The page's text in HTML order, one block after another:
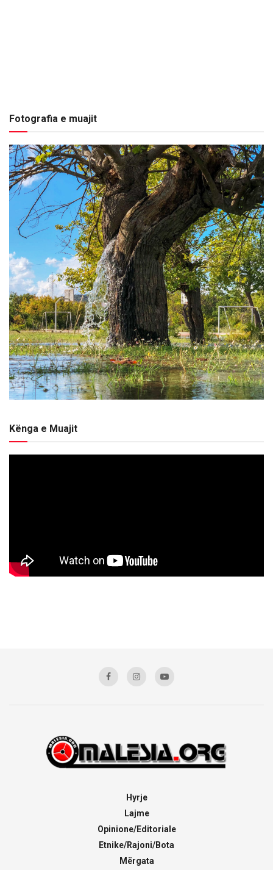
Fotografia e muajit
Kënga e Muajit
Hyrje
Lajme
Opinione/Editoriale
Etnike/Rajoni/Bota
Mërgata